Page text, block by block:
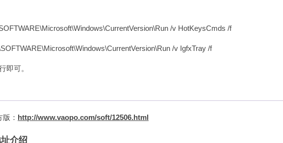
/v HotKeysCmds /f
/v IgfxTray /f
即可。
： http://www.vaopo.com/soft/12506.html
介绍